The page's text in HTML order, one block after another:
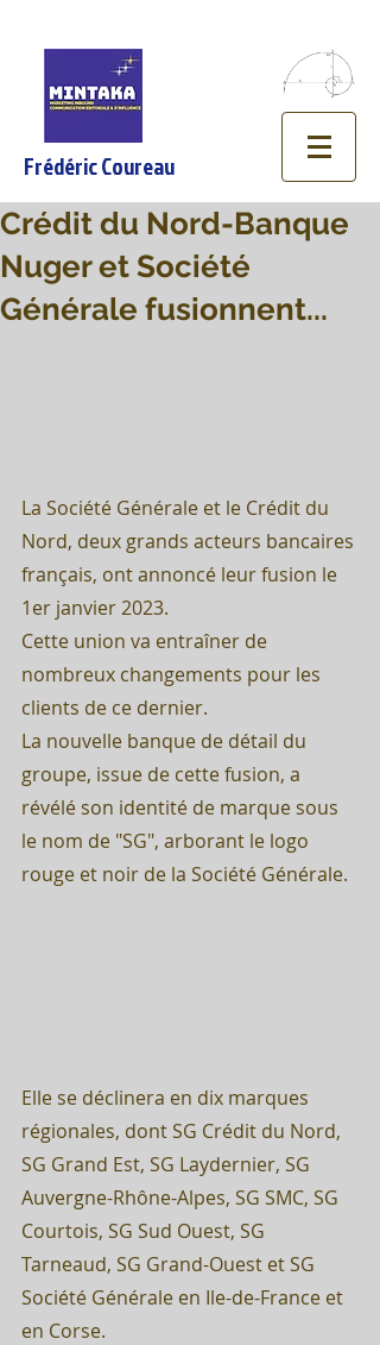
Frédéric Coureau
Crédit du Nord-Banque
Nuger et Société
Générale fusionnent...
La Société Générale et le Crédit du
Nord, deux grands acteurs bancaires
français, ont annoncé leur fusion le
1er janvier 2023.
Cette union va entraîner de
nombreux changements pour les
clients de ce dernier.
La nouvelle banque de détail du
groupe, issue de cette fusion, a
révélé son identité de marque sous
le nom de "SG", arborant le logo
rouge et noir de la Société Générale.
Elle se déclinera en dix marques
régionales, dont SG Crédit du Nord,
SG Grand Est, SG Laydernier, SG
Auvergne-Rhône-Alpes, SG SMC, SG
Courtois, SG Sud Ouest, SG
Tarneaud, SG Grand-Ouest et SG
Société Générale en Ile-de-France et
en Corse.